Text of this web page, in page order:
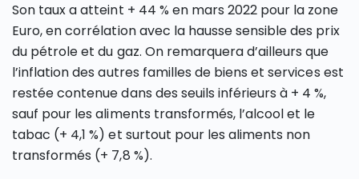
Son taux a atteint + 44 % en mars 2022 pour la zone
Euro, en corrélation avec la hausse sensible des prix
du pétrole et du gaz. On remarquera d’ailleurs que
l’inflation des autres familles de biens et services est
restée contenue dans des seuils inférieurs à + 4 %,
sauf pour les aliments transformés, l’alcool et le
tabac (+ 4,1 %) et surtout pour les aliments non
transformés (+ 7,8 %).